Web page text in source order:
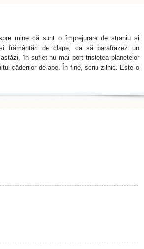
mine că sunt o împrejurare de straniu și
frământări de clape, ca să parafrazez un
în suflet nu mai port tristețea planetelor
căderilor de ape. În fine, scriu zilnic. Este o